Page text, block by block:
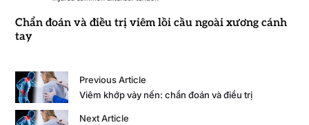
Chẩn đoán và điều trị viêm lồi cầu ngoài xương cánh
tay
Previous Article
Viêm khớp vảy nến: chẩn đoán và điều trị
Next Article